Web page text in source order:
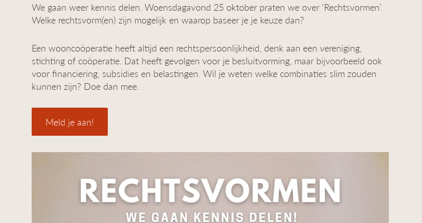
We gaan weer kennis delen. Woensdagavond 25 oktober praten we over ‘Rechtsvormen’.
Welke rechtsvorm(en) zijn mogelijk en waarop baseer je je keuze dan?
Een wooncoöperatie heeft altijd een rechtspersoonlijkheid, denk aan een vereniging,
stichting of coöperatie. Dat heeft gevolgen voor je besluitvorming, maar bijvoorbeeld ook
voor financiering, subsidies en belastingen. Wil je weten welke combinaties slim zouden
kunnen zijn? Doe dan mee.
Meld je aan!